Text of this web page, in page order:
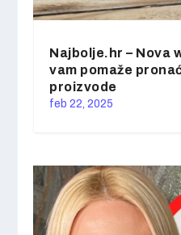
Najbolje.hr – Nova
vam pomaže
proizvode
feb 22, 2025